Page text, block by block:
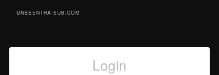
UNSEENTHAISUB.COM
Login